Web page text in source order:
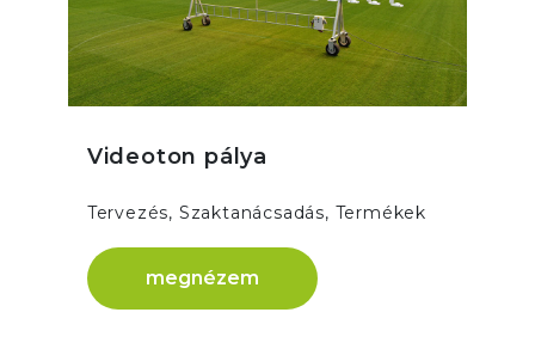
Videoton pálya
Tervezés, Szaktanácsadás, Termékek
megnézem